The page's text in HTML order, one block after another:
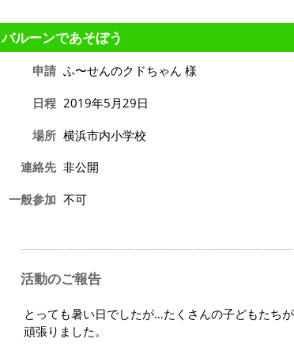
バルーンであそぼう
申請 ふ〜せんのクドちゃん 様
日程 2019年5月29日
場所 横浜市内小学校
連絡先 非公開
一般参加 不可
活動のご報告
とっても暑い日でしたが…たくさんの子どもたち
頑張りました。